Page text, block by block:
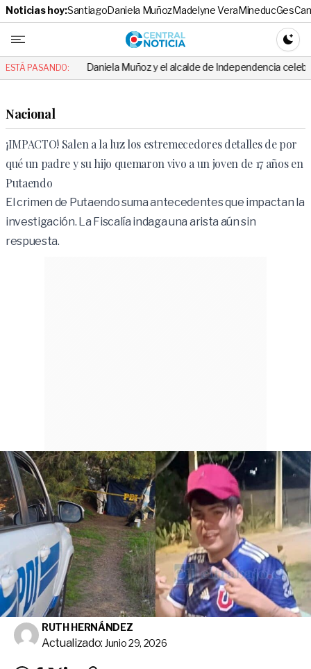
Noticias hoy:SantiagoDaniela MuñozMadelyne VeraMineducGes
Central
ESTÁ PASANDO:
Daniela Muñoz y el alcalde de Independencia celebraron hito: el
Nacional
¡IMPACTO! Salen a la luz los estremecedores detalles de por
qué un padre y su hijo quemaron vivo a un joven de 17 años en
Putaendo
El crimen de Putaendo suma antecedentes que impactan la
investigación. La Fiscalía indaga una arista aún sin
respuesta.
RUTH HERNÁNDEZ
Actualizado: Junio 29, 2026